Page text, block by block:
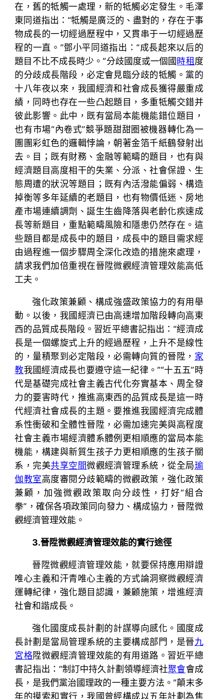
在，舊的牴觸一處理，新的牴觸必定發生。毛澤
東同道指出：“牴觸是廣泛的、盡對的，存在于事
物成長的一切經過歷程中，又貫串于一切經過歷
程的一直。”鄧小平同道指出：“成長起來以后的
題目不比不成長時少。”分歧國度或一個國時租度
的分歧成長階段，必定會見臨分歧的牴觸。黨的
十八年夜以來，我國經濟和社會成長獲得嚴重成
績，同時也存在一些凸起題目，多重牴觸交錯并
彼此影響。此中，既有當局本能機能錯位題目，
也有市場“內卷式”競爭題甜甜圈被機器轉化為一
團團彩虹色的邏輯悖論，朝著金箔千紙鶴發射出
去。目；既有財務、金融等範疇的題目，也有與
經濟題目高度相干的失業、分派、社會保證、生
態周遭的狀況等題目；既有內活潑能偏弱、構造
掉衡等多年延續的老題目，也有物價低迷、房地
產市場連續調劑、誕生生齒降落與老齡化疾速成
長等新題目，重點範疇風險和隱患仍然存在。這
些題目都是成長中的題目，成長中的題目需求經
由過程進一個步驟周全深化改造的措施來處理，
請求我們加倍重視在晉陞微觀經濟管理效能高低
工夫。
強化政策兼顧、構成強盛政策協力的有用舉
動。以後，我國經濟已由高速增加階段轉向高東
西的品質成長階段。習近平總書記指出：“經濟成
長是一個螺旋式上升的經過歷程，上升不是線性
的，量積聚到必定階段，必需轉向質的晉陞， 家
教我國經濟成長也要遵守這一紀律。”“十五五”時
代是基礎完成社會主義古代化夯實基本、周全發
力的要害時代，推進高東西的品質成長是這一時
代經濟社會成長的主題。要推進我國經濟完成體
系性衝破和全體性晉陞，必需加速完美與高程度
社會主義市場經濟體系體例更相順應的當局本能
機能，構建與新質生孩子力更相順應的生孩子關
系，完美共享空間微觀經濟管理系統，從全局瑜
伽教室高度審閱分歧範疇的微觀政策，強化政策
兼顧，加強微觀政策取向分歧性，打好“組合
拳”，確保各項政策同向發力、構成協力，晉陞微
觀經濟管理效能。
3.晉陞微觀經濟管理效能的實行途徑
晉陞微觀經濟管理效能，就要保持應用辯證
唯心主義和汗青唯心主義的方式論洞察微觀經濟
運轉紀律，強化題目認識，兼顧施策，增進經濟
社會和諧成長。
強化國度成長計劃的計謀導向感化。國度成
長計劃是當局管理系統的主要構成部門，是晉九
宮格陞微觀經濟管理效能的有用道路。習近平總
書記指出：“制訂中持久計劃領導經濟社聚會會成
長，是我們黨治國理政的一種主要方法。”顛末多
年的摸索和實行，我國曾經構成以五年計劃為焦